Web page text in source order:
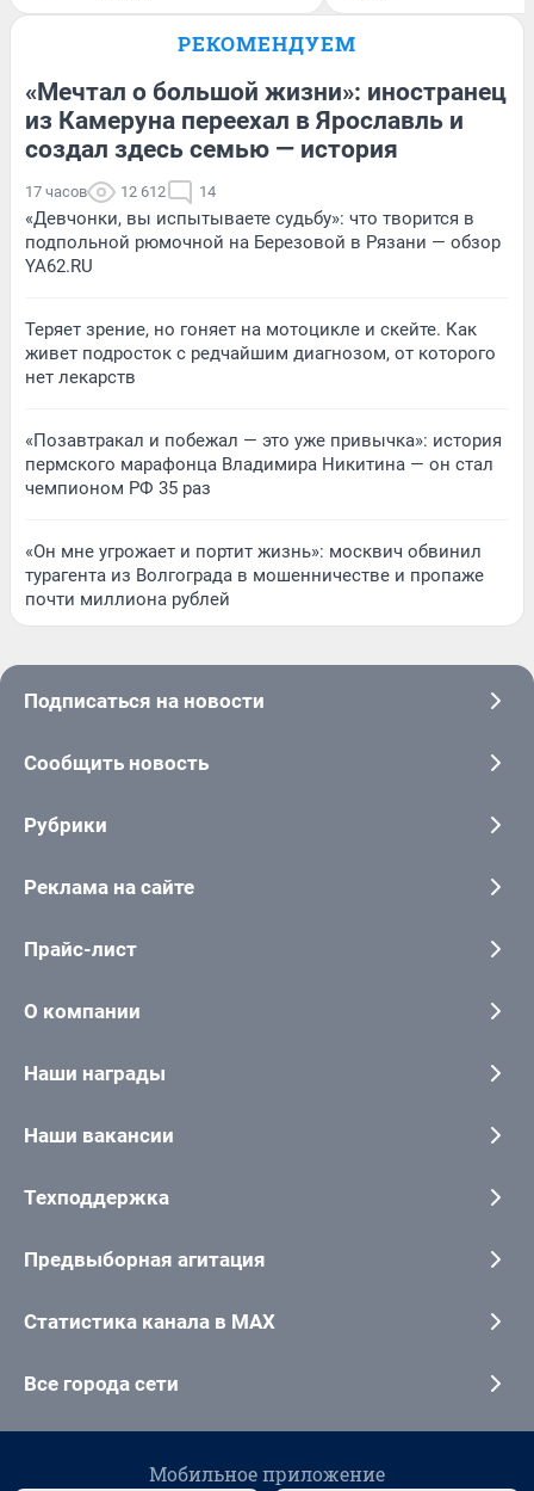
РЕКОМЕНДУЕМ
«Мечтал о большой жизни»: иностранец
из Камеруна переехал в Ярославль и
создал здесь семью — история
17 часов 12 612 14
«Девчонки, вы испытываете судьбу»: что творится в
подпольной рюмочной на Березовой в Рязани — обзор
YA62.RU
Теряет зрение, но гоняет на мотоцикле и скейте. Как
живет подросток с редчайшим диагнозом, от которого
нет лекарств
«Позавтракал и побежал — это уже привычка»: история
пермского марафонца Владимира Никитина — он стал
чемпионом РФ 35 раз
«Он мне угрожает и портит жизнь»: москвич обвинил
турагента из Волгограда в мошенничестве и пропаже
почти миллиона рублей
Подписаться на новости
Сообщить новость
Рубрики
Реклама на сайте
Прайс-лист
О компании
Наши награды
Наши вакансии
Техподдержка
Предвыборная агитация
Статистика канала в MAX
Все города сети
Мобильное приложение